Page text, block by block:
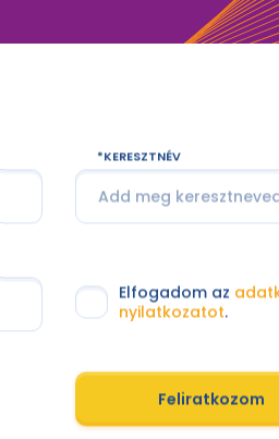
KERESZTNÉV
Elfogadom az
nyilatkozatot.
Feliratkozom